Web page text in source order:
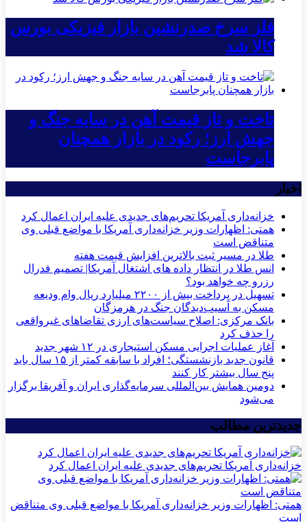
فلز سرخ صدرنشین بازار فیزیکی بورس
کالا شد
تاخت و تاز قیمت آهن در سایه جنگ و
جهش ارز؛ رکود در بازار همچنان
پابرجاست
اخبار
خزانه‌داری آمریکا تحریم‌های جدیدی علیه ایران اعمال کرد
همتی: اظهارات وزیر خزانه‌داری آمریکا با مواضع قبلی وی
متناقض است
طلا در مسیر ثبت بالاترین افزایش قیمت هفته
انس طلا در انتظار داده های اشتغال آمریکا| تصمیم فدرال
رزرو چه خواهد بود؟
تسهیل در پرداخت بیش از ۲۲۰۰ میلیارد ریال وام ودیعه
مسکن به آسیب‌دیدگان جنگ در هرمزگان
بانک مرکزی: اصلاح سیاست‌های ارزی تقاضاهای غیرواقعی
را حذف کرد
آغاز عملیات اجرایی مسکن استیجاری در ۱۲ شهر جدید
قانون جدید بازنشستگی؛ افراد با سابقه کمتر از ۱۵ سال باید
پنج سال بیشتر کار کنند
دومین همایش بین‌المللی سرمایه‌گذاری ایران و آفریقا برگزار
می‌شود
جدیدترین مطالب
خزانه‌داری آمریکا تحریم‌های جدیدی علیه ایران اعمال کرد
همتی: اظهارات وزیر خزانه‌داری آمریکا با مواضع قبلی وی متناقض
است